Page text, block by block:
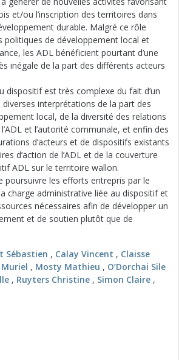
et/ou l’inscription des territoires dans
durable. Malgré ce rôle
politiques de développement local et
les ADL bénéficient pourtant d’une
inégale de la part des différents acteurs
dispositif est très complexe du fait d’un
interprétations de la part des
local, de la diversité des relations
et l’autorité communale, et enfin des
d’acteurs et de dispositifs existants
d’action de l’ADL et de la couverture
ADL sur le territoire wallon.
poursuivre les efforts entrepris par le
charge administrative liée au dispositif et
nécessaires afin de développer un
et de soutien plutôt que de
Sébastien , Calay Vincent , Claisse
, Mosty Mathieu , O’Dorchai Sile
, Ruyters Christine , Simon Claire ,